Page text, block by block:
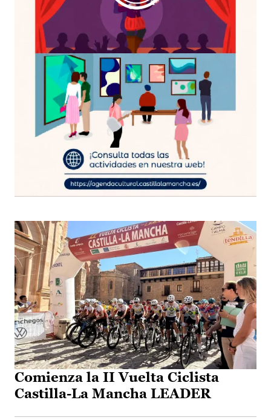
Comienza la II Vuelta Ciclista
Castilla-La Mancha LEADER